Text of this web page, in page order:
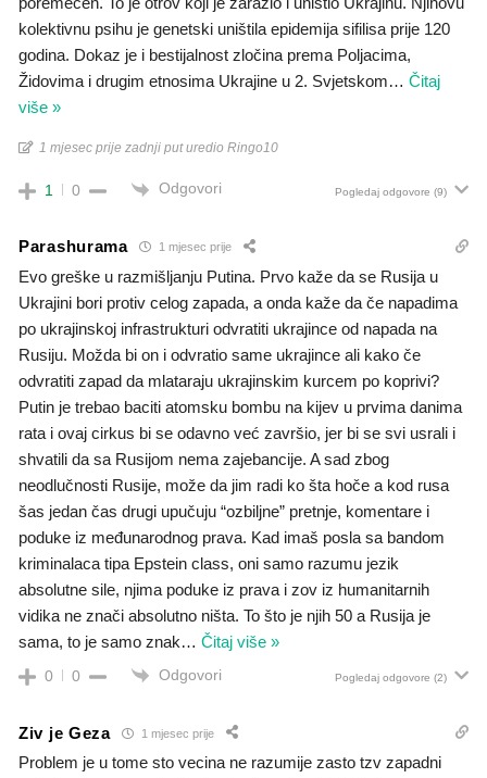
kolektivnu psihu je genetski uništila epidemija sifilisa prije 120
godina. Dokaz je i bestijalnost zločina prema Poljacima,
Židovima i drugim etnosima Ukrajine u 2. Svjetskom… Čitaj
više »
1 mjesec prije zadnji put uredio Ringo10
1 0 Odgovori Pogledaj odgovore (9)
Parashurama 1 mjesec prije
Evo greške u razmišljanju Putina. Prvo kaže da se Rusija u
Ukrajini bori protiv celog zapada, a onda kaže da če napadima
po ukrajinskoj infrastrukturi odvratiti ukrajince od napada na
Rusiju. Možda bi on i odvratio same ukrajince ali kako če
odvratiti zapad da mlataraju ukrajinskim kurcem po koprivi?
Putin je trebao baciti atomsku bombu na kijev u prvima danima
rata i ovaj cirkus bi se odavno već završio, jer bi se svi usrali i
shvatili da sa Rusijom nema zajebancije. A sad zbog
neodlučnosti Rusije, može da jim radi ko šta hoče a kod rusa
šas jedan čas drugi upučuju “ozbiljne” pretnje, komentare i
poduke iz međunarodnog prava. Kad imaš posla sa bandom
kriminalaca tipa Epstein class, oni samo razumu jezik
absolutne sile, njima poduke iz prava i zov iz humanitarnih
vidika ne znači absolutno ništa. To što je njih 50 a Rusija je
sama, to je samo znak… Čitaj više »
0 0 Odgovori Pogledaj odgovore (2)
Ziv je Geza 1 mjesec prije
Problem je u tome sto vecina ne razumije zasto tzv zapadni